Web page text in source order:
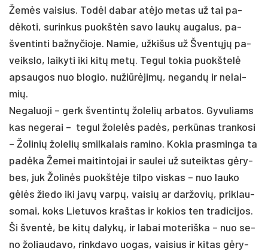
Žemės vai­sius. Todėl da­bar at­ėjo me­tas už tai pa­
dėko­ti, su­rin­kus puokštėn sa­vo laukų au­ga­lus, pa­
šven­tin­ti baž­ny­čio­je. Na­mie, už­ki­šus už Šventųjų pa­
veiks­lo, lai­ky­ti iki kitų metų. Te­gul to­kia puokš­telė
ap­sau­gos nuo blo­gio, nu­žiūrė­jimų, ne­gandų ir ne­lai­
mių.
Ne­ga­luo­ji – gerk šven­tintų žo­le­lių ar­ba­tos. Gy­vu­liams
kas ne­ge­rai – te­gul žo­lelės pa­dės, per­kūnas tran­ko­si
– Žo­li­nių žo­le­lių smil­ka­lais ra­mi­no. Ko­kia pra­smin­ga ta
pa­dėka Že­mei mai­tin­to­jai ir sau­lei už su­teik­tas gėry­
bes, juk Žo­linės puokštė­je til­po vis­kas – nuo lau­ko
gėlės žie­do iki javų varpų, vai­sių ar dar­žo­vių, pri­klau­
so­mai, koks Lie­tu­vos kraš­tas ir ko­kios ten tra­di­ci­jos.
Ši šventė, be kitų da­lykų, ir la­bai mo­te­riš­ka – nuo se­
no žo­liau­da­vo, rink­da­vo uo­gas, vai­sius ir ki­tas gėry­